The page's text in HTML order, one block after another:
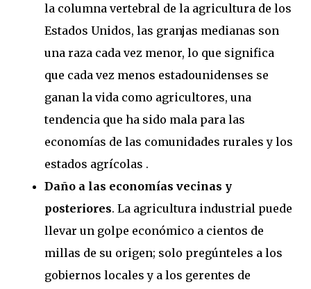
la columna vertebral de la agricultura de los
Estados Unidos, las granjas medianas son
una raza cada vez menor, lo que significa
que cada vez menos estadounidenses se
ganan la vida como agricultores, una
tendencia que ha sido mala para las
economías de las comunidades rurales y los
estados agrícolas .
Daño a las economías vecinas y
posteriores. La agricultura industrial puede
llevar un golpe económico a cientos de
millas de su origen; solo pregúnteles a los
gobiernos locales y a los gerentes de